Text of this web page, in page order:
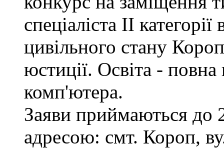
спеціаліста ІІ
цивільного стану
юстиції. Освіта -
комп'ютера.
Заяви приймаються до
адресою: смт. Короп,